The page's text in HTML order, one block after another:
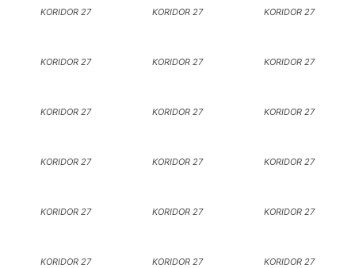
KORIDOR 27 KORIDOR 27 KORIDOR 27
KORIDOR 27 KORIDOR 27 KORIDOR 27
KORIDOR 27 KORIDOR 27 KORIDOR 27
KORIDOR 27 KORIDOR 27 KORIDOR 27
KORIDOR 27 KORIDOR 27 KORIDOR 27
KORIDOR 27 KORIDOR 27 KORIDOR 27